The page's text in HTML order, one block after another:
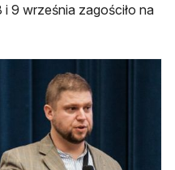
9 września zagościło na